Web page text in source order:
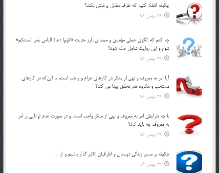
چگونه انتقاد كنيم كه طرف مقابل پرخاش نكند؟
29 بهمن 96
چه كنم كه الگوي عملي مؤمنين و مصداق بارز حديث «كونوا دعاة الناس بغير السنتكم»
شوم و اين روايت شامل حالم شود؟
29 بهمن 96
آيا امر به معروف و نهي از منكر در كارهاي حرام و واجب است، يا اين‌كه در كارهاي
مستحب و مكروه هم تحقق پيدا مي كند؟
29 بهمن 96
با چه شرايطي امر به معروف و نهي از منکر واجب است، و در صورت عدم توانايي بر امر
به معروف چه بايد کرد؟
29 بهمن 96
چگونه بر مسير زندگي دوستان و اطرافيان تاثير گذار باشيم و از …
29 بهمن 96